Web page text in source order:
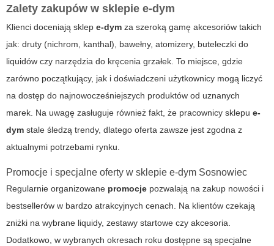
Zalety zakupów w sklepie e-dym
Klienci doceniają sklep e-dym za szeroką gamę akcesoriów takich
jak: druty (nichrom, kanthal), bawełny, atomizery, buteleczki do
liquidów czy narzędzia do kręcenia grzałek. To miejsce, gdzie
zarówno początkujący, jak i doświadczeni użytkownicy mogą liczyć
na dostęp do najnowocześniejszych produktów od uznanych
marek. Na uwagę zasługuje również fakt, że pracownicy sklepu e-
dym stale śledzą trendy, dlatego oferta zawsze jest zgodna z
aktualnymi potrzebami rynku.
Promocje i specjalne oferty w sklepie e-dym Sosnowiec
Regularnie organizowane promocje pozwalają na zakup nowości i
bestsellerów w bardzo atrakcyjnych cenach. Na klientów czekają
zniżki na wybrane liquidy, zestawy startowe czy akcesoria.
Dodatkowo, w wybranych okresach roku dostępne są specjalne